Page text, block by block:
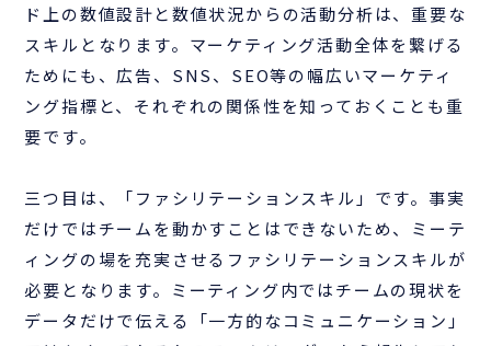
ド上の数値設計と数値状況からの活動分析は、重要な
スキルとなります。マーケティング活動全体を繋げる
ためにも、広告、SNS、SEO等の幅広いマーケティ
ング指標と、それぞれの関係性を知っておくことも重
要です。
三つ目は、「ファシリテーションスキル」です。事実
だけではチームを動かすことはできないため、ミーテ
ィングの場を充実させるファシリテーションスキルが
必要となります。ミーティング内ではチームの現状を
データだけで伝える「一方的なコミュニケーション」